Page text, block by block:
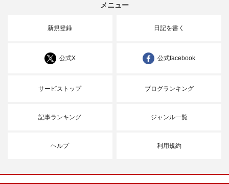
メニュー
新規登録 日記を書く
公式X 公式facebook
サービストップ ブログランキング
記事ランキング ジャンル一覧
ヘルプ 利用規約